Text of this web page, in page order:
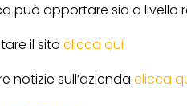
può apportare sia a livello
il sito clicca qui
notizie sull’azienda clicca